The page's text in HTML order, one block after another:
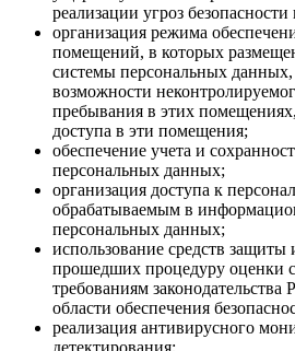
реализации угроз
организация режима
помещений, в которых
системы персональных
возможности
пребывания в этих
доступа в эти помещения;
обеспечение учета и
персональных данных;
организация доступа к
обрабатываемым в
персональных данных;
использование средств
прошедших процедуру оценки
требованиям
области обеспечения
реализация антивирусного
детектирования;